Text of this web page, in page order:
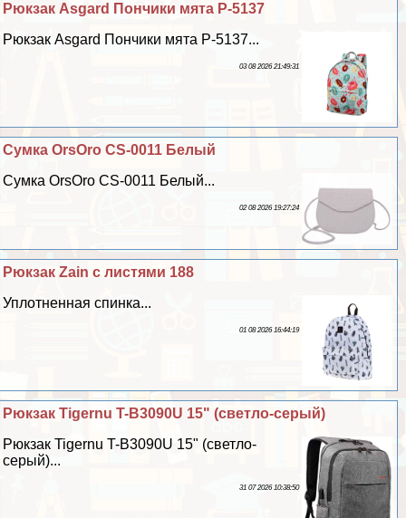
Рюкзак Asgard Пончики мята Р-5137
Рюкзак Asgard Пончики мята Р-5137...
03 08 2026 21:49:31
Сумка OrsOro CS-0011 Белый
Сумка OrsOro CS-0011 Белый...
02 08 2026 19:27:24
Рюкзак Zain с листями 188
Уплотненная спинка...
01 08 2026 16:44:19
Рюкзак Tigernu T-B3090U 15" (светло-серый)
Рюкзак Tigernu T-B3090U 15" (светло-
серый)...
31 07 2026 10:38:50